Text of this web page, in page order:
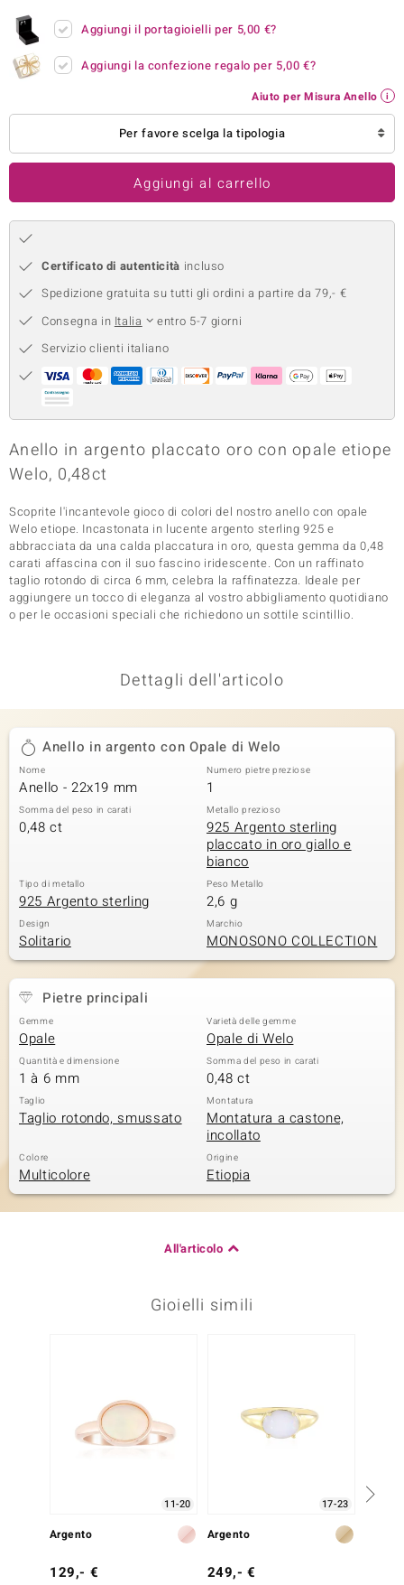
Aggiungi il portagioielli per 5,00 €?
Aggiungi la confezione regalo per 5,00 €?
Aiuto per Misura Anello
Per favore scelga la tipologia
Aggiungi al carrello
Certificato di autenticità incluso
Spedizione gratuita su tutti gli ordini a partire da 79,- €
Consegna in Italia
entro 5-7 giorni
Servizio clienti italiano
Anello in argento placcato oro con opale etiope
Welo, 0,48ct
Scoprite l'incantevole gioco di colori del nostro anello con opale
Welo etiope. Incastonata in lucente argento sterling 925 e
abbracciata da una calda placcatura in oro, questa gemma da 0,48
carati affascina con il suo fascino iridescente. Con un raffinato
taglio rotondo di circa 6 mm, celebra la raffinatezza. Ideale per
aggiungere un tocco di eleganza al vostro abbigliamento quotidiano
o per le occasioni speciali che richiedono un sottile scintillio.
Dettagli dell'articolo
Anello in argento con Opale di Welo
Nome
Anello - 22x19 mm
Numero pietre preziose
1
Somma del peso in carati
0,48 ct
Metallo prezioso
925 Argento sterling
placcato in oro giallo e
bianco
Tipo di metallo
925 Argento sterling
Peso Metallo
2,6 g
Design
Solitario
Marchio
MONOSONO COLLECTION
Pietre principali
Gemme
Opale
Varietà delle gemme
Opale di Welo
Quantità e dimensione
1 à 6 mm
Somma del peso in carati
0,48 ct
Taglio
Taglio rotondo, smussato
Montatura
Montatura a castone,
incollato
Colore
Multicolore
Origine
Etiopia
All'articolo
Gioielli simili
11-20
Argento
129,- €
17-23
Argento
249,- €